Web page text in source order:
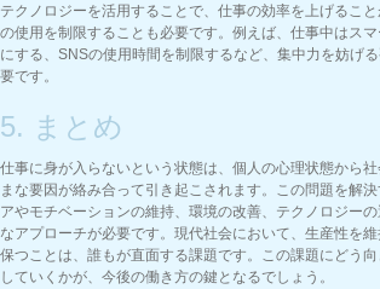
テクノロジーを活用することで、仕事の効率を上げるこ
の使用を制限することも必要です。例えば、仕事中はス
にする、SNSの使用時間を制限するなど、集中力を妨げ
要です。
5. まとめ
仕事に身が入らないという状態は、個人の心理状態から
まな要因が絡み合って引き起こされます。この問題を解
アやモチベーションの維持、環境の改善、テクノロジー
なアプローチが必要です。現代社会において、生産性を
保つことは、誰もが直面する課題です。この課題にどう
していくかが、今後の働き方の鍵となるでしょう。